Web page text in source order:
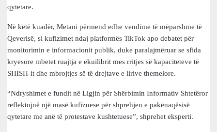
qytetare.
Në këtë kuadër, Metani përmend edhe vendime të mëparshme të
Qeverisë, si kufizimet ndaj platformës TikTok apo debatet për
monitorimin e informacionit publik, duke paralajmëruar se sfida
kryesore mbetet ruajtja e ekuilibrit mes rritjes së kapaciteteve të
SHISH-it dhe mbrojtjes së të drejtave e lirive themelore.
“Ndryshimet e fundit në Ligjin për Shërbimin Informativ Shtetëror
reflektojnë një masë kufizuese për shprehjen e pakënaqësisë
qytetare me anë të protestave kushtetuese”, shprehet eksperti.